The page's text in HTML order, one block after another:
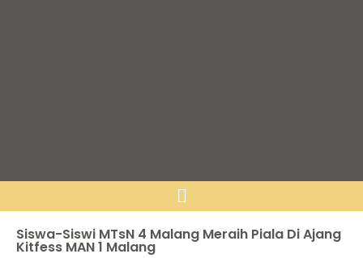
Siswa-Siswi MTsN 4 Malang Meraih Piala Di Ajang
Kitfess MAN 1 Malang